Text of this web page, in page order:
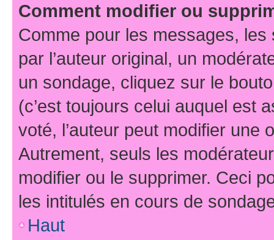
Comment modifier ou
Comme pour les messages,
par l’auteur original, un
un sondage, cliquez sur le
(c’est toujours celui auquel est
voté, l’auteur peut modifier une
Autrement, seuls les
modifier ou le supprimer. Ceci
les intitulés en cours de
Haut